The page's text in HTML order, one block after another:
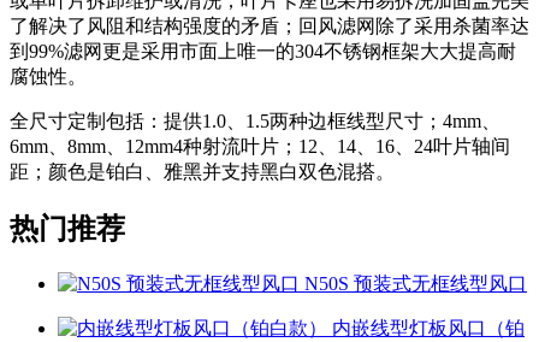
了解决了风阻和结构强度的矛盾；回风滤网除了采用杀菌率达
到99%滤网更是采用市面上唯一的304不锈钢框架大大提高耐
腐蚀性。
全尺寸定制包括：提供1.0、1.5两种边框线型尺寸；4mm、
6mm、8mm、12mm4种射流叶片；12、14、16、24叶片轴间
距；颜色是铂白、雅黑并支持黑白双色混搭。
热门推荐
N50S 预装式无框线型风口
内嵌线型灯板风口（铂